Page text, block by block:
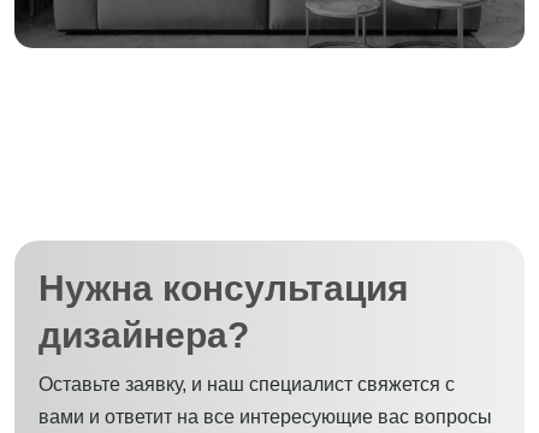
Нужна консультация
дизайнера?
Оставьте заявку, и наш специалист свяжется с
вами и ответит на все интересующие вас вопросы